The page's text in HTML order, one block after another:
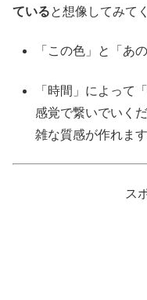
ていると想像してみて
「この色」と「あ
「時間」によって
感覚で繋いでいく
雑な質感が作れます
ス